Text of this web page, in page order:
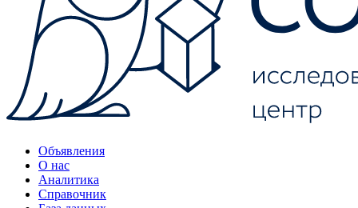
Объявления
О нас
Аналитика
Справочник